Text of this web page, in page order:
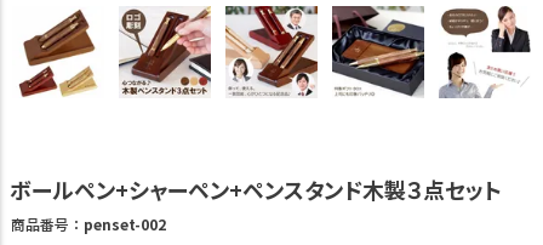
ボールペン+シャーペン+ペンスタンド木製３点セット
商品番号 penset-002